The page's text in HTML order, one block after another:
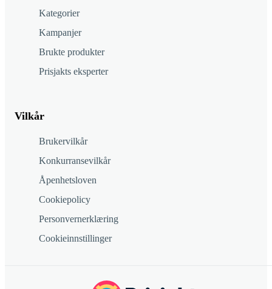
Kategorier
Kampanjer
Brukte produkter
Prisjakts eksperter
Vilkår
Brukervilkår
Konkurransevilkår
Åpenhetsloven
Cookiepolicy
Personvernerklæring
Cookieinnstillinger